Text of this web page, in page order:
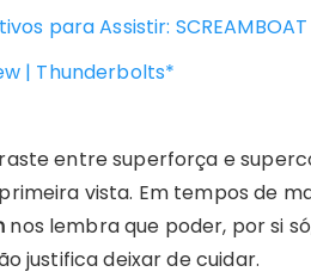
para Assistir:
| Thunderbolts*
entre superforça e
vista. Em tempos de
nos lembra que poder, por si
justifica deixar de cuidar.